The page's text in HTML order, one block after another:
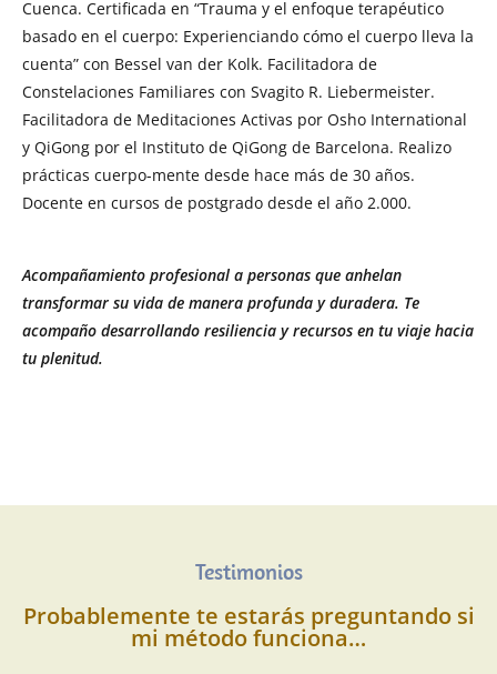
Cuenca. Certificada en “Trauma y el enfoque terapéutico
basado en el cuerpo: Experienciando cómo el cuerpo lleva la
cuenta” con Bessel van der Kolk. Facilitadora de
Constelaciones Familiares con Svagito R. Liebermeister.
Facilitadora de Meditaciones Activas por Osho International
y QiGong por el Instituto de QiGong de Barcelona. Realizo
prácticas cuerpo-mente desde hace más de 30 años.
Docente en cursos de postgrado desde el año 2.000.
Acompañamiento profesional a personas que anhelan
transformar su vida de manera profunda y duradera. Te
acompaño desarrollando resiliencia y recursos en tu viaje hacia
tu plenitud.
Testimonios
Probablemente te estarás preguntando si
mi método funciona…